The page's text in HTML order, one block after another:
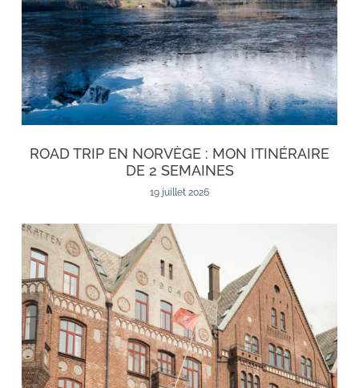
ROAD TRIP EN NORVÈGE : MON ITINÉRAIRE
DE 2 SEMAINES
19 juillet 2026